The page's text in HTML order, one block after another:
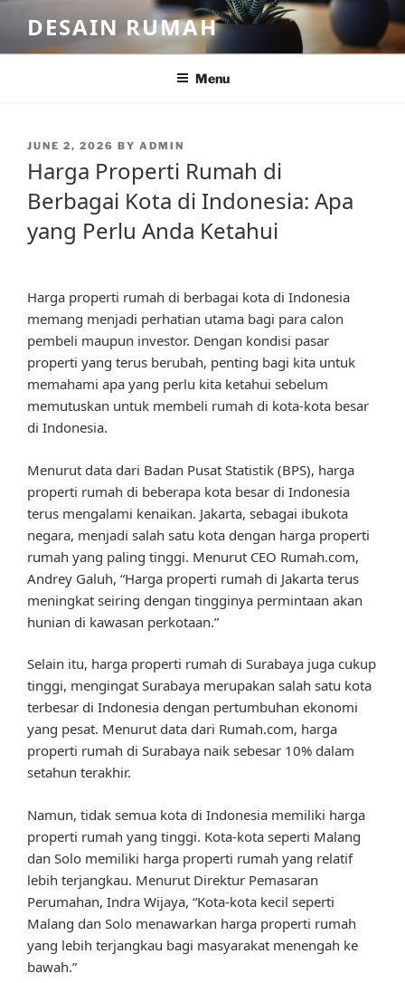
content
DESAIN RUMAH
Menu
POSTED
JUNE 2, 2026 BY ADMIN
Harga Properti Rumah di
Berbagai Kota di Indonesia: Apa
yang Perlu Anda Ketahui
Harga properti rumah di berbagai kota di Indonesia
memang menjadi perhatian utama bagi para calon
pembeli maupun investor. Dengan kondisi pasar
properti yang terus berubah, penting bagi kita untuk
memahami apa yang perlu kita ketahui sebelum
memutuskan untuk membeli rumah di kota-kota besar
di Indonesia.
Menurut data dari Badan Pusat Statistik (BPS), harga
properti rumah di beberapa kota besar di Indonesia
terus mengalami kenaikan. Jakarta, sebagai ibukota
negara, menjadi salah satu kota dengan harga properti
rumah yang paling tinggi. Menurut CEO Rumah.com,
Andrey Galuh, “Harga properti rumah di Jakarta terus
meningkat seiring dengan tingginya permintaan akan
hunian di kawasan perkotaan.”
Selain itu, harga properti rumah di Surabaya juga cukup
tinggi, mengingat Surabaya merupakan salah satu kota
terbesar di Indonesia dengan pertumbuhan ekonomi
yang pesat. Menurut data dari Rumah.com, harga
properti rumah di Surabaya naik sebesar 10% dalam
setahun terakhir.
Namun, tidak semua kota di Indonesia memiliki harga
properti rumah yang tinggi. Kota-kota seperti Malang
dan Solo memiliki harga properti rumah yang relatif
lebih terjangkau. Menurut Direktur Pemasaran
Perumahan, Indra Wijaya, “Kota-kota kecil seperti
Malang dan Solo menawarkan harga properti rumah
yang lebih terjangkau bagi masyarakat menengah ke
bawah.”